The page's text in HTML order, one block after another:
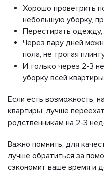
Хорошо проветрить
небольшую уборку,
Перестирать
Через пару дней
пола, не трогая
И только через 2-3
уборку всей квартиры
Если есть возможность,
квартиры, лучше
родственникам на 2-3
Важно помнить, для
лучше обратиться за
сэкономит ваше время и